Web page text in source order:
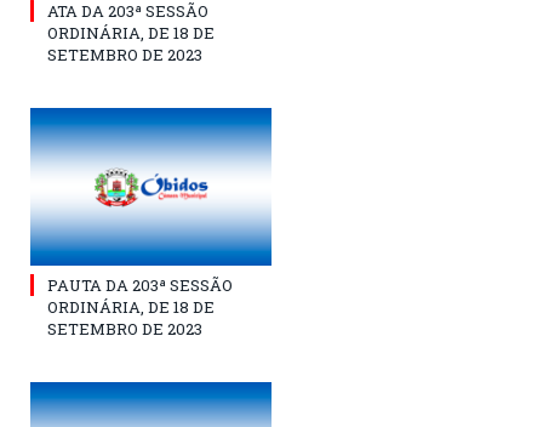
ATA DA 203ª SESSÃO
ORDINÁRIA, DE 18 DE
SETEMBRO DE 2023
PAUTA DA 203ª SESSÃO
ORDINÁRIA, DE 18 DE
SETEMBRO DE 2023